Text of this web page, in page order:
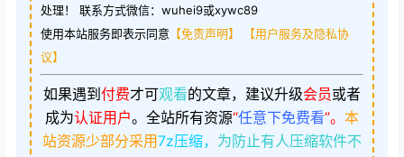
处理！ 联系方式微信：wuhei9或xywc89
使用本站服务即表示同意 【免责声明】
【用户服务及隐私协
议】
如果遇到付费才可观看的文章，建议升级会员或者
成为认证用户。 全站所有资源“任意下免费看”。 本
站资源少部分采用7z压缩， 为防止有人压缩软件不